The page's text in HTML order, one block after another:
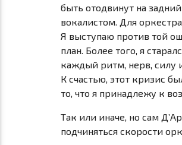
быть отодвинут на
вокалистом. Для
Я выступаю против той
план. Более того, я
каждый ритм, нерв, силу
К счастью, этот кризис
то, что я принадлежу к
Так или иначе, но сам
подчиняться скорости